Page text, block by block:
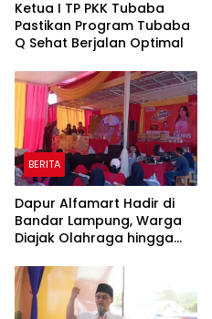
Ketua I TP PKK Tubaba
Pastikan Program Tubaba
Q Sehat Berjalan Optimal
BERITA
Dapur Alfamart Hadir di
Bandar Lampung, Warga
Diajak Olahraga hingga